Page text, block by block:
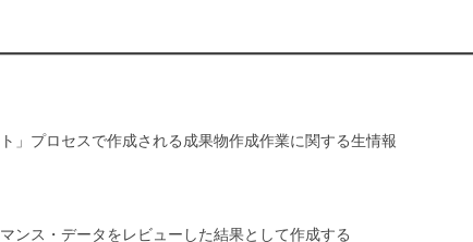
」プロセスで作成される成果物作成作業に関する生情報
ンス・データをレビューした結果として作成する